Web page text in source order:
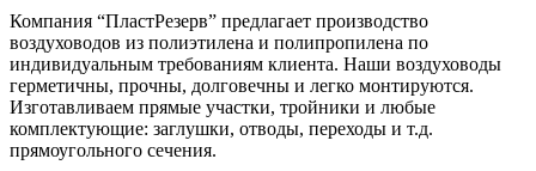
Компания “ПластРезерв” предлагает производство
воздуховодов из полиэтилена и полипропилена по
индивидуальным требованиям клиента. Наши воздуховоды
герметичны, прочны, долговечны и легко монтируются.
Изготавливаем прямые участки, тройники и любые
комплектующие: заглушки, отводы, переходы и т.д.
прямоугольного сечения.